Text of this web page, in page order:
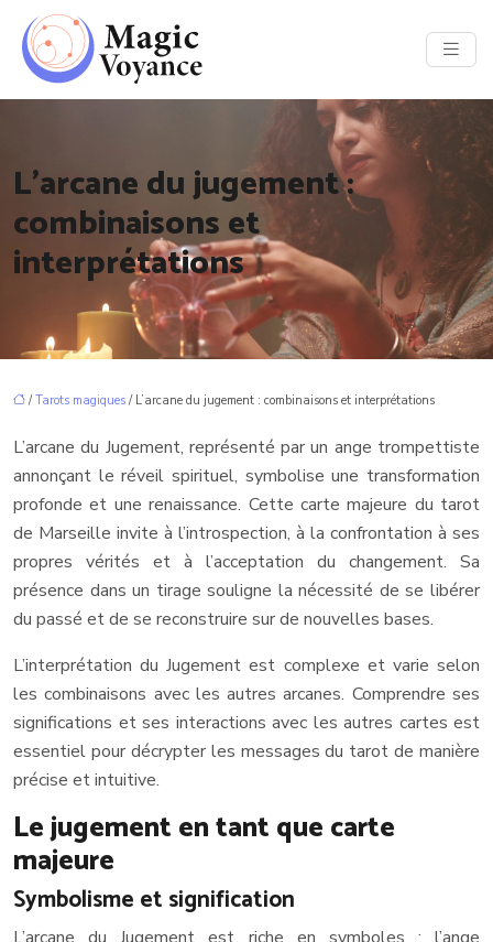
L’arcane du jugement :
combinaisons et
interprétations
/Tarots magiques / L’arcane du jugement : combinaisons et interprétations
L’arcane du Jugement, représenté par un ange trompettiste
annonçant le réveil spirituel, symbolise une transformation
profonde et une renaissance. Cette carte majeure du tarot
de Marseille invite à l’introspection, à la confrontation à ses
propres vérités et à l’acceptation du changement. Sa
présence dans un tirage souligne la nécessité de se libérer
du passé et de se reconstruire sur de nouvelles bases.
L’interprétation du Jugement est complexe et varie selon
les combinaisons avec les autres arcanes. Comprendre ses
significations et ses interactions avec les autres cartes est
essentiel pour décrypter les messages du tarot de manière
précise et intuitive.
Le jugement en tant que carte
majeure
Symbolisme et signification